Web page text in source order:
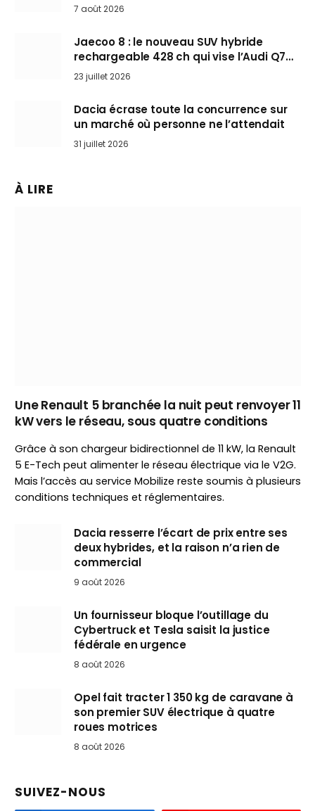
Mini désertent le salon
7 août 2026
Jaecoo 8 : le nouveau SUV hybride
rechargeable 428 ch qui vise l’Audi Q7
arrive en Europe cet automne
23 juillet 2026
Dacia écrase toute la concurrence sur
un marché où personne ne l’attendait
31 juillet 2026
À LIRE
Une Renault 5 branchée la nuit peut renvoyer 11
kW vers le réseau, sous quatre conditions
Grâce à son chargeur bidirectionnel de 11 kW, la Renault
5 E-Tech peut alimenter le réseau électrique via le V2G.
Mais l’accès au service Mobilize reste soumis à plusieurs
conditions techniques et réglementaires.
Dacia resserre l’écart de prix entre ses
deux hybrides, et la raison n’a rien de
commercial
9 août 2026
Un fournisseur bloque l’outillage du
Cybertruck et Tesla saisit la justice
fédérale en urgence
8 août 2026
Opel fait tracter 1 350 kg de caravane à
son premier SUV électrique à quatre
roues motrices
8 août 2026
SUIVEZ-NOUS